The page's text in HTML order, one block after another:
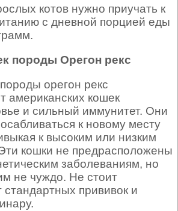
котов нужно приучать к
с дневной порцией еды
породы Орегон рекс
орегон рекс
американских кошек
и сильный иммунитет. Они
к новому месту
к высоким или низким
кошки не предрасположены
заболеваниям, но
не чуждо. Не стоит
стандартных прививок и